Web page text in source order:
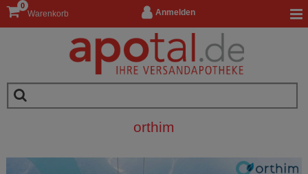
Anmelden
Warenkorb
0
orthim